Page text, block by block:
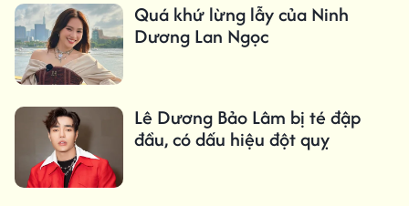
Quá khứ lừng lẫy của Ninh
Dương Lan Ngọc
Lê Dương Bảo Lâm bị té đập
đầu, có dấu hiệu đột quỵ